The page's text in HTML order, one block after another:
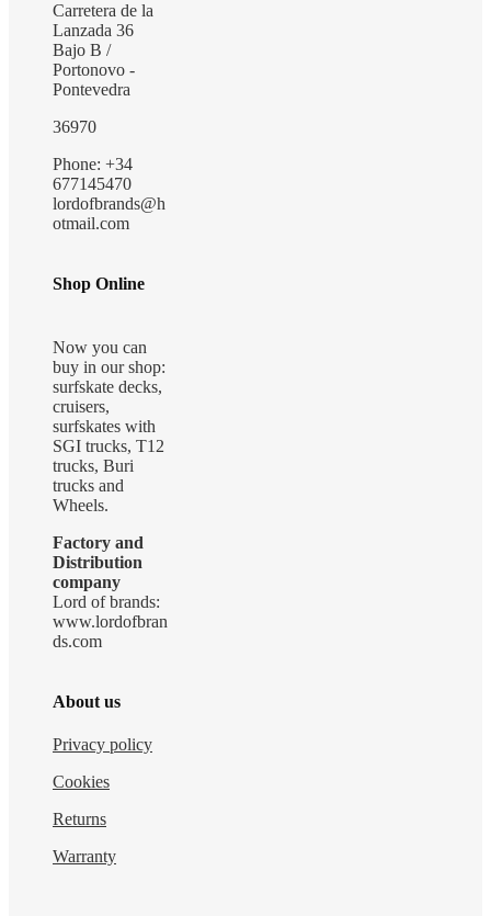
Carretera de la
Lanzada 36
Bajo B /
Portonovo -
Pontevedra
36970
Phone: +34
677145470
lordofbrands@h
otmail.com
Shop Online
Now you can
buy in our shop:
surfskate decks,
cruisers,
surfskates with
SGI trucks, T12
trucks, Buri
trucks and
Wheels.
Factory and
Distribution
company
Lord of brands:
www.lordofbran
ds.com
About us
Privacy policy
Cookies
Returns
Warranty